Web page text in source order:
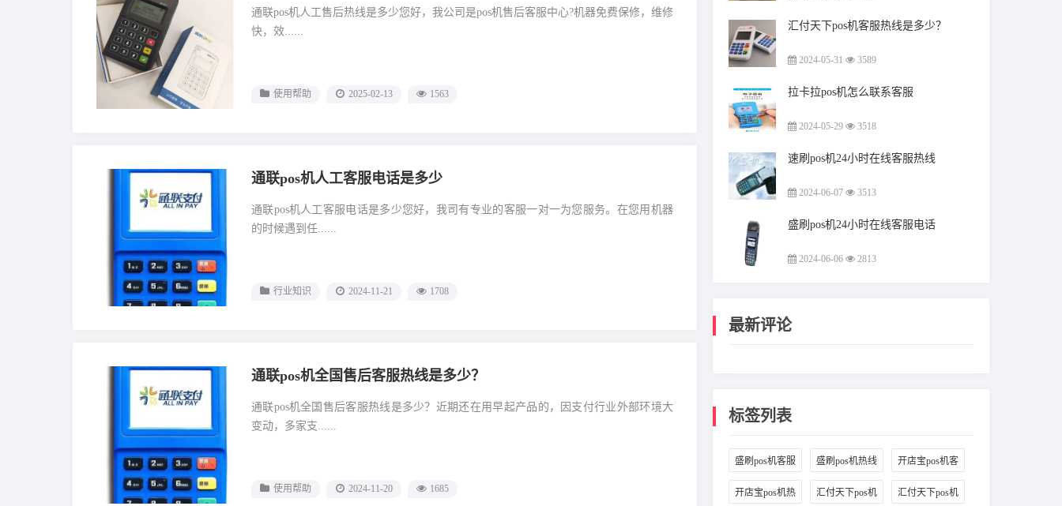
通联pos机人工售后热线是多少您好，我公司是pos机售后客服中心?机器免费保修，维修
快，效......
使用帮助 2025-02-13 1563
通联pos机人工客服电话是多少
通联pos机人工客服电话是多少您好，我司有专业的客服一对一为您服务。在您用机器
的时候遇到任......
行业知识 2024-11-21 1708
通联pos机全国售后客服热线是多少？
通联pos机全国售后客服热线是多少？近期还在用早起产品的，因支付行业外部环境大
变动，多家支......
使用帮助 2024-11-20 1685
汇付天下pos机客服热线是多少？
2024-05-31 3589
拉卡拉pos机怎么联系客服
2024-05-29 3518
速刷pos机24小时在线客服热线
2024-06-07 3513
盛刷pos机24小时在线客服电话
2024-06-06 2813
最新评论
标签列表
盛刷pos机客服
(48)
盛刷pos机热线 开店宝pos机客
服
开店宝pos机热 汇付天下pos机 汇付天下pos机